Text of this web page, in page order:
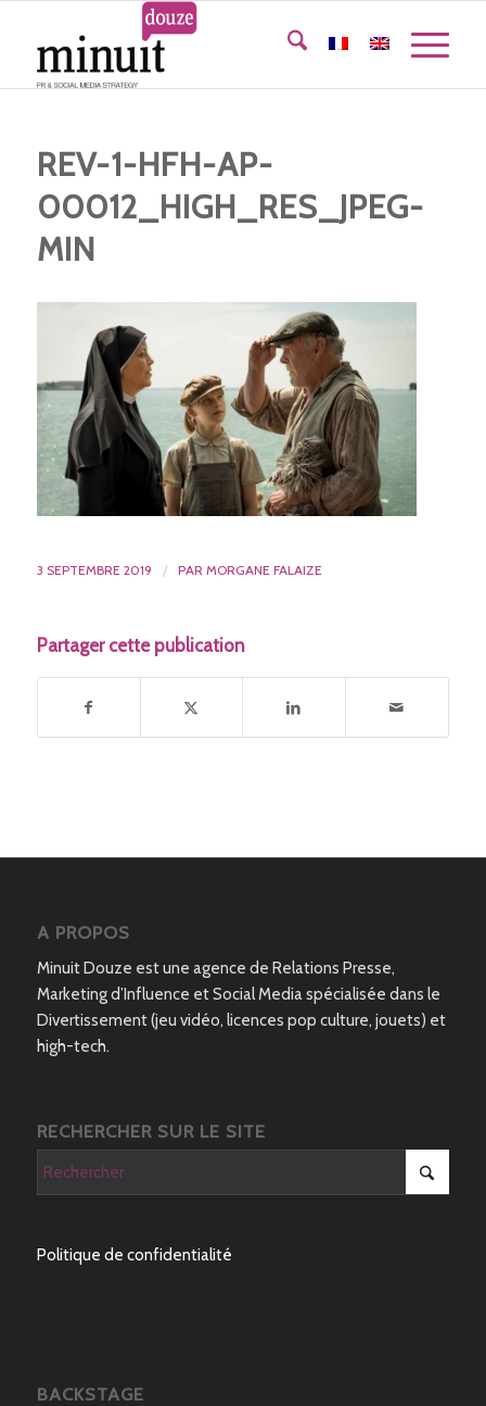
REV-1-HFH-AP-
00012_HIGH_RES_JPEG-
MIN
3 SEPTEMBRE 2019 / PAR MORGANE FALAIZE
Partager cette publication
A PROPOS
Minuit Douze est une agence de Relations Presse,
Marketing d’Influence et Social Media spécialisée dans le
Divertissement (jeu vidéo, licences pop culture, jouets) et
high-tech.
RECHERCHER SUR LE SITE
Politique de confidentialité
BACKSTAGE